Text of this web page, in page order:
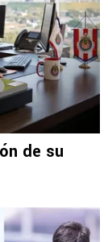
de su